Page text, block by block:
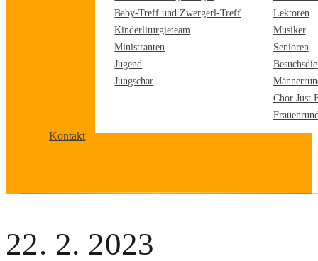
Baby-Treff und Zwergerl-Treff
Kinderliturgieteam
Ministranten
Jugend
Jungschar
Lektoren
Musiker
Senioren
Chor Just
Kontakt
22. 2. 2023